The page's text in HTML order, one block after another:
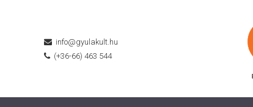
info@gyulakult.hu
(+36-66) 463 544